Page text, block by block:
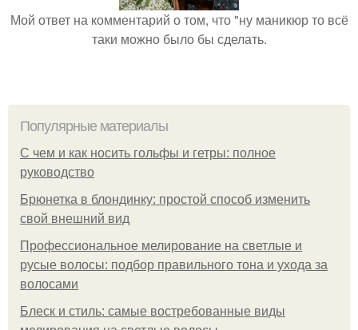
Мой ответ на комментарий о том, что "ну маникюр то всё
таки можно было бы сделать.
Популярные материалы
С чем и как носить гольфы и гетры: полное
руководство
Брюнетка в блондинку: простой способ изменить
свой внешний вид
Профессиональное мелирование на светлые и
русые волосы: подбор правильного тона и ухода за
волосами
Блеск и стиль: самые востребованные виды